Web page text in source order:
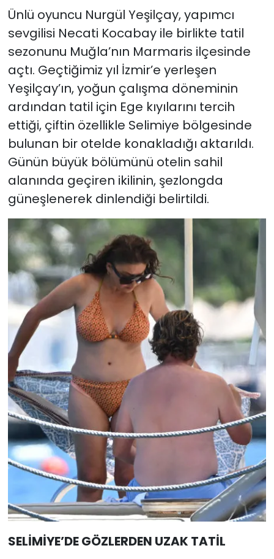
Ünlü oyuncu Nurgül Yeşilçay, yapımcı
sevgilisi Necati Kocabay ile birlikte tatil
sezonunu Muğla’nın Marmaris ilçesinde
açtı. Geçtiğimiz yıl İzmir’e yerleşen
Yeşilçay’ın, yoğun çalışma döneminin
ardından tatil için Ege kıyılarını tercih
ettiği, çiftin özellikle Selimiye bölgesinde
bulunan bir otelde konakladığı aktarıldı.
Günün büyük bölümünü otelin sahil
alanında geçiren ikilinin, şezlongda
güneşlenerek dinlendiği belirtildi.
SELİMİYE’DE GÖZLERDEN UZAK TATİL